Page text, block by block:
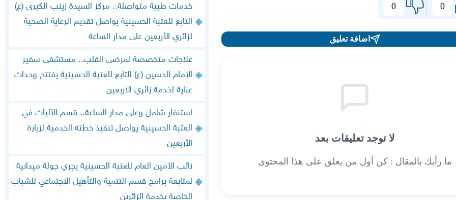
0
0
اضافة تعليق
لا توجد تعليقات بعد
ما رأيك بالمقال : كن أول من يعلق على هذا المحتوى
خدمات طبية متواصلة.. مركز السيدة زينب الكبرى (ع)
التابع للعتبة الحسينية يواصل تقديم الرعاية الصحية
لزائري الأربعين على مدار الساعة
علاجات متخصصة لمرضى القلب.. مستشفى سفير
الإمام الحسين (ع) التابع للعتبة الحسينية يفتتح وحدات
عناية لخدمة زائري الأربعين
استنفار شامل وعلى مدار الساعة.. قسم الآليات في
العتبة الحسينية يواصل تنفيذ خطته الخدمية لزيارة
الأربعين
نائب الأمين العام للعتبة الحسينية يجري جولة ميدانية
لمتابعة برامج قسم التنمية والتأهيل الاجتماعي للشباب
الخاصة بخدمة الزائرين